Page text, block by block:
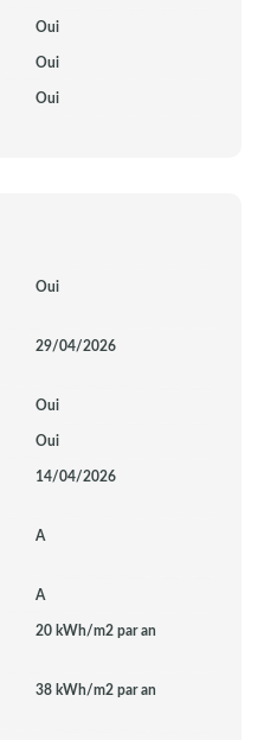
Oui
Oui
Oui
Oui
29/04/2026
Oui
Oui
14/04/2026
A
A
20 kWh/m2 par an
38 kWh/m2 par an